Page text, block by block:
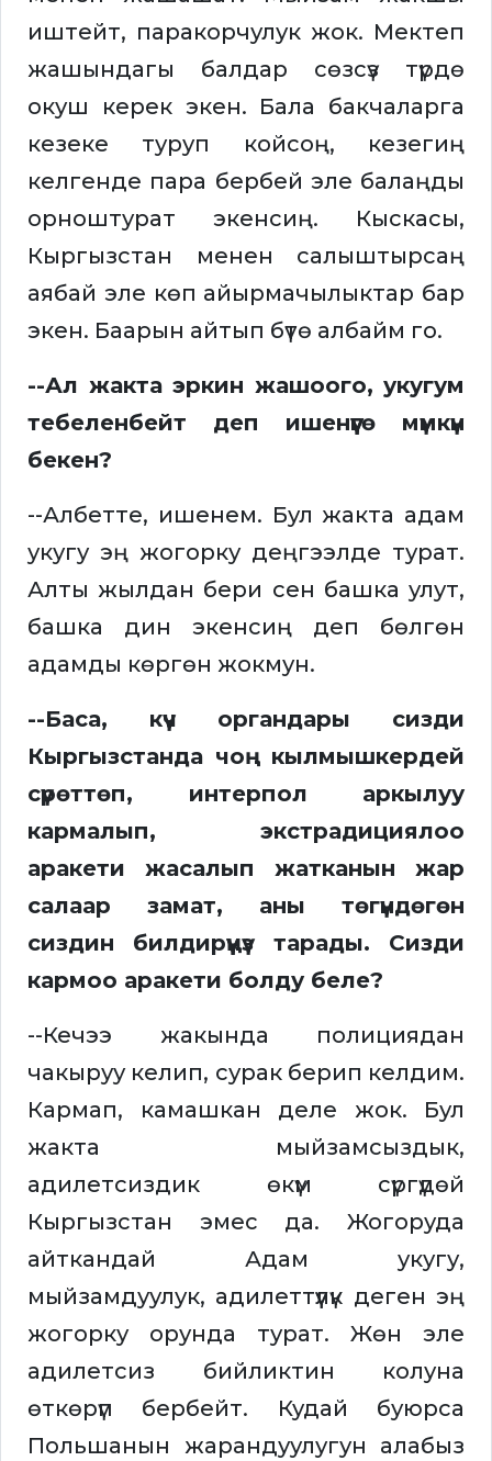
иштейт, паракорчулук жок. Мектеп
жашындагы балдар сөзсүз түрдө
окуш керек экен. Бала бакчаларга
кезеке туруп койсоң, кезегиң
келгенде пара бербей эле балаңды
орноштурат экенсиң. Кыскасы,
Кыргызстан менен салыштырсаң
аябай эле көп айырмачылыктар бар
экен. Баарын айтып бүтө албайм го.
--Ал жакта эркин жашоого, укугум
тебеленбейт деп ишенүүгө мүмкүн
бекен?
--Албетте, ишенем. Бул жакта адам
укугу эң жогорку деңгээлде турат.
Алты жылдан бери сен башка улут,
башка дин экенсиң деп бөлгөн
адамды көргөн жокмун.
--Баса, күч органдары сизди
Кыргызстанда чоң кылмышкердей
сүрөттөп, интерпол аркылуу
кармалып, экстрадициялоо
аракети жасалып жатканын жар
салаар замат, аны төгүндөгөн
сиздин билдирүүңүз тарады. Сизди
кармоо аракети болду беле?
--Кечээ жакында полициядан
чакыруу келип, сурак берип келдим.
Кармап, камашкан деле жок. Бул
жакта мыйзамсыздык,
адилетсиздик өкүм сүргүдөй
Кыргызстан эмес да. Жогоруда
айткандай Адам укугу,
мыйзамдуулук, адилеттүүлүк деген эң
жогорку орунда турат. Жөн эле
адилетсиз бийликтин колуна
өткөрүп бербейт. Кудай буюрса
Польшанын жарандуулугун алабыз